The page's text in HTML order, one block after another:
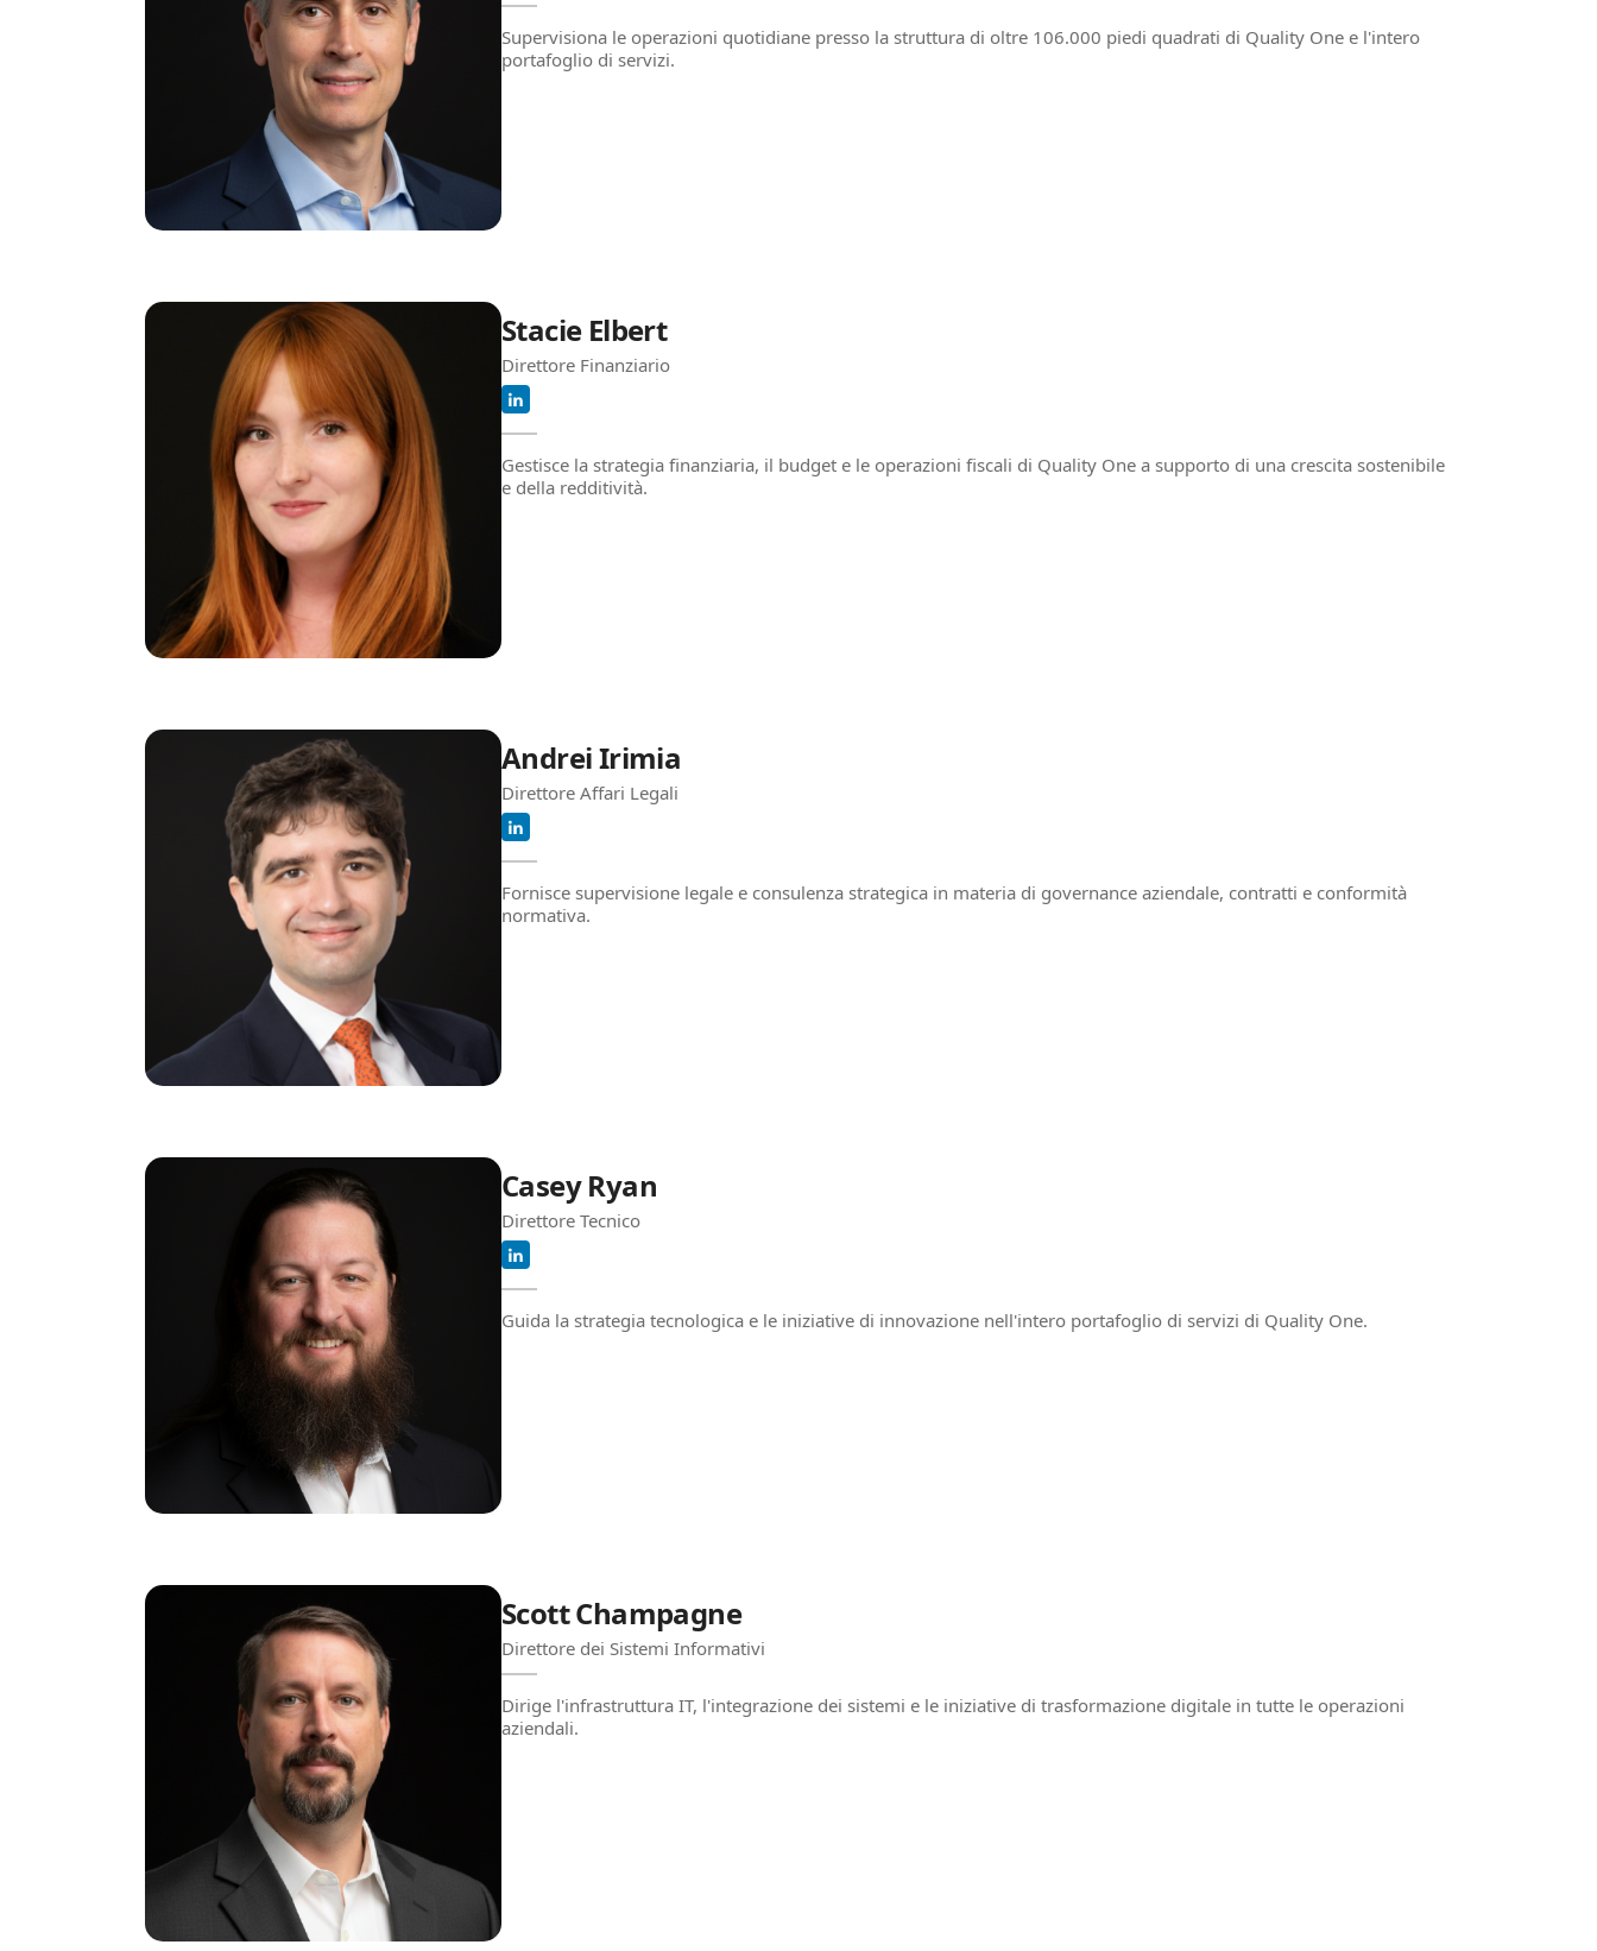
Supervisiona le operazioni quotidiane presso la struttura di oltre 106.000 piedi quadrati di Quality One e l'intero
portafoglio di servizi.
Stacie Elbert
Direttore Finanziario
Gestisce la strategia finanziaria, il budget e le operazioni fiscali di Quality One a supporto di una crescita sostenibile
e della redditività.
Andrei Irimia
Direttore Affari Legali
Fornisce supervisione legale e consulenza strategica in materia di governance aziendale, contratti e conformità
normativa.
Casey Ryan
Direttore Tecnico
Guida la strategia tecnologica e le iniziative di innovazione nell'intero portafoglio di servizi di Quality One.
Scott Champagne
Direttore dei Sistemi Informativi
Dirige l'infrastruttura IT, l'integrazione dei sistemi e le iniziative di trasformazione digitale in tutte le operazioni
aziendali.